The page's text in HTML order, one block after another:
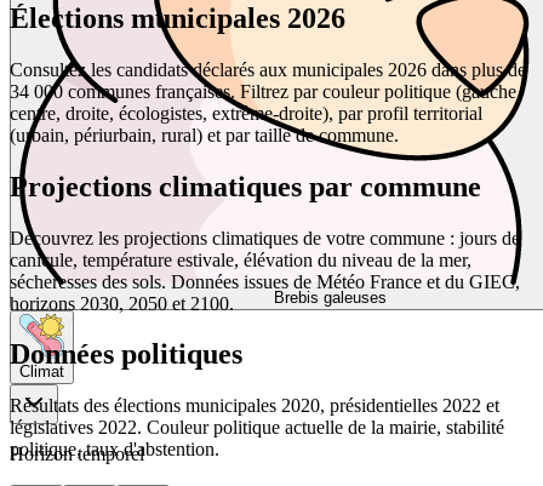
Brebis galeuses
Climat
Horizon temporel
Élections municipales 2026
Consultez les candidats déclarés aux municipales 2026 dans plus de
34 000 communes françaises. Filtrez par couleur politique (gauche,
centre, droite, écologistes, extrême-droite), par profil territorial
(urbain, périurbain, rural) et par taille de commune.
Projections climatiques par commune
Découvrez les projections climatiques de votre commune : jours de
canicule, température estivale, élévation du niveau de la mer,
sécheresses des sols. Données issues de Météo France et du GIEC,
horizons 2030, 2050 et 2100.
Données politiques
Résultats des élections municipales 2020, présidentielles 2022 et
législatives 2022. Couleur politique actuelle de la mairie, stabilité
politique, taux d'abstention.